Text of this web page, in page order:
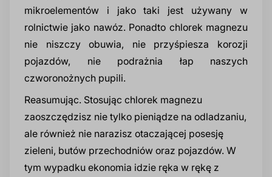
mikroelementów i jako taki jest używany w
rolnictwie jako nawóz. Ponadto chlorek magnezu
nie niszczy obuwia, nie przyśpiesza korozji
pojazdów, nie podrażnia łap naszych
czworonożnych pupili.
Reasumując. Stosując chlorek magnezu
zaoszczędzisz nie tylko pieniądze na odladzaniu,
ale również nie narazisz otaczającej posesję
zieleni, butów przechodniów oraz pojazdów. W
tym wypadku ekonomia idzie ręka w rękę z